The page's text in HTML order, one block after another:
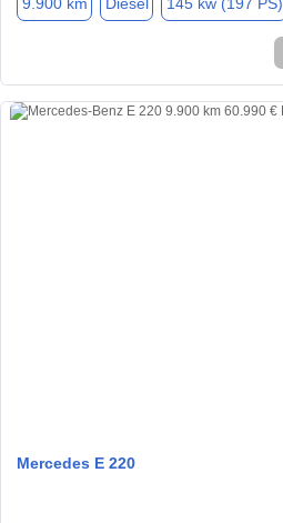
9.900 km Diesel 145 kw (197 PS)
Mercedes E 220